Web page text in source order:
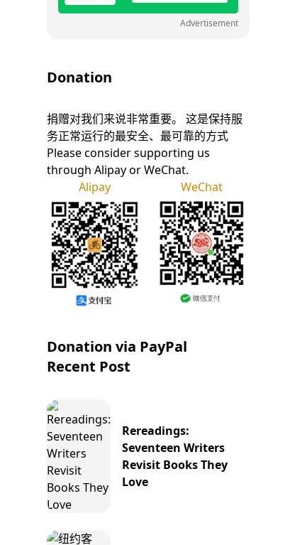
Advertisement
Donation
捐赠对我们来说非常重要。 这是保持服
务正常运行的最安全、最可靠的方式
Please consider supporting us
through Alipay or WeChat.
Alipay
WeChat
Donation via PayPal
Recent Post
Rereadings:
Seventeen Writers
Revisit Books They
Love